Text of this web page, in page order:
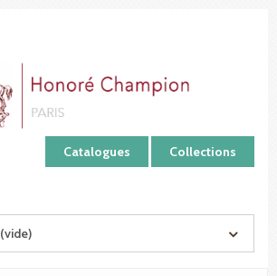
Catalogues Collections
(vide)